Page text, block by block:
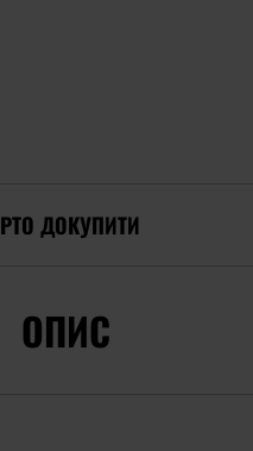
ДОКУПИТИ
ОПИС